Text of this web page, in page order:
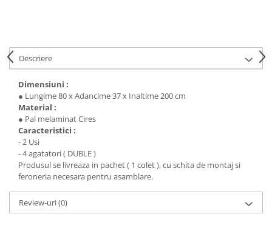
Descriere
Dimensiuni :
● Lungime 80 x Adancime 37 x Inaltime 200 cm
Material :
● Pal melaminat Cires
Caracteristici :
- 2 Usi
- 4 agatatori ( DUBLE )
Produsul se livreaza in pachet ( 1 colet ), cu schita de montaj si
feroneria necesara pentru asamblare.
Review-uri(0)